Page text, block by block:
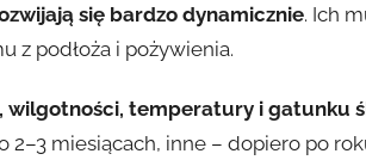
się bardzo dynamicznie. Ich
z podłoża i pożywienia.
wilgotności, temperatury i gatunku
2–3 miesiącach, inne – dopiero po